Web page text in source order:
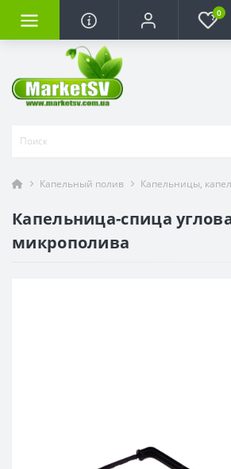
0
Капельный полив Капельницы,
Капельница-спица
микрополива